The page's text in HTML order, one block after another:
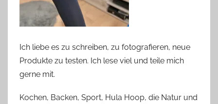
Ich liebe es zu schreiben, zu fotografieren, neue
Produkte zu testen. Ich lese viel und teile mich
gerne mit.
Kochen, Backen, Sport, Hula Hoop, die Natur und